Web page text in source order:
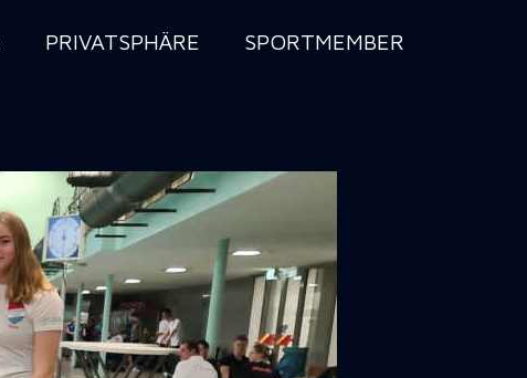
PRIVATSPHÄRE SPORTMEMBER